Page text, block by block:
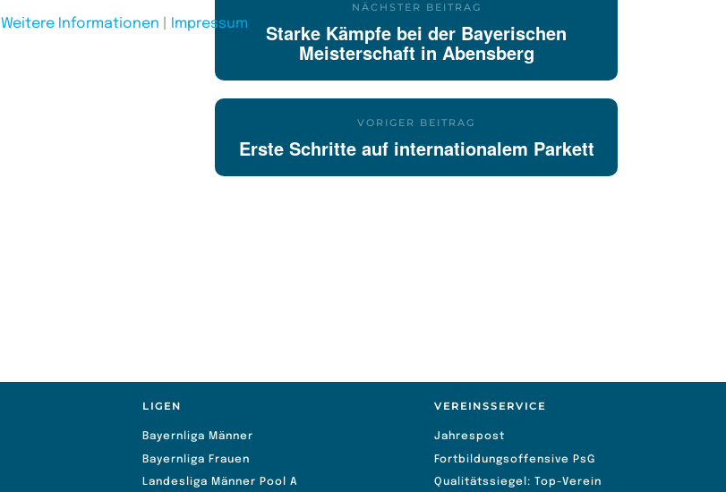
NÄCHSTER BEITRAG
Starke Kämpfe bei der Bayerischen
Meisterschaft in Abensberg
VORIGER BEITRAG
Erste Schritte auf internationalem Parkett
LIGEN
Bayernliga Männer
Bayernliga Frauen
Landesliga Männer Pool A
VEREINSSERVICE
Jahrespost
Fortbildungsoffensive PsG
Qualitätssiegel: Top-Verein
Weitere Informationen Impressum